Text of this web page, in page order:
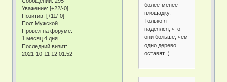
Уважение: [+22/-0]
Позитив: [+11/-0]
Пол: Мужской
Провел на форуме:
1 месяц 4 дня
Последний визит:
2021-10-11 12:01:52
более-менее
площадку.
Только я
надеялся, что
они больше, чем
одно дерево
оставят=)